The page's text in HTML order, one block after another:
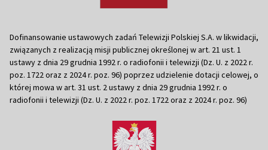
Dofinansowanie ustawowych zadań Telewizji Polskiej S.A. w likwidacji,
związanych z realizacją misji publicznej określonej w art. 21 ust. 1
ustawy z dnia 29 grudnia 1992 r. o radiofonii i telewizji (Dz. U. z 2022 r.
poz. 1722 oraz z 2024 r. poz. 96) poprzez udzielenie dotacji celowej, o
której mowa w art. 31 ust. 2 ustawy z dnia 29 grudnia 1992 r. o
radiofonii i telewizji (Dz. U. z 2022 r. poz. 1722 oraz z 2024 r. poz. 96)